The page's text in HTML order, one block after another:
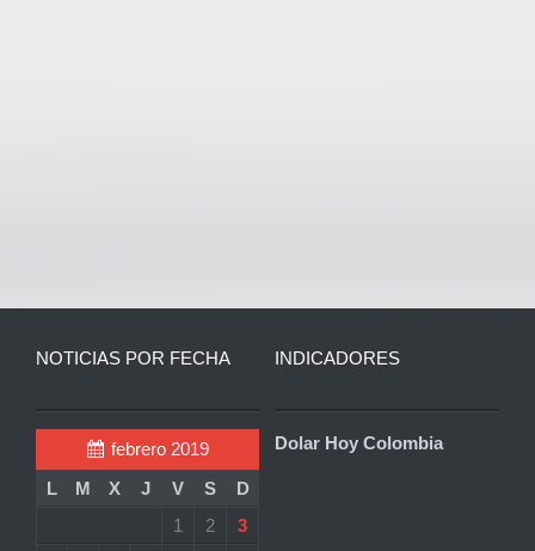
NOTICIAS POR FECHA
febrero 2019
L
M X J V S
D
1
2
3
INDICADORES
Dolar Hoy Colombia